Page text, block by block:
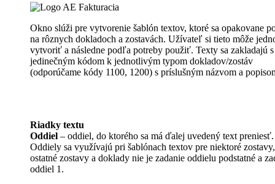
Okno slúži pre vytvorenie šablón textov, ktoré sa opakovane
na rôznych dokladoch a zostavách. Užívateľ si tieto môže
vytvoriť a následne podľa potreby použiť. Texty sa zakladajú s
jedinečným kódom k jednotlivým typom dokladov/zostáv
(odporúčame kódy 1100, 1200) s príslušným názvom a
Riadky textu
Oddiel – oddiel, do ktorého sa má ďalej uvedený text preniesť.
Oddiely sa využívajú pri šablónach textov pre niektoré
ostatné zostavy a doklady nie je zadanie oddielu podstatné a
oddiel 1.